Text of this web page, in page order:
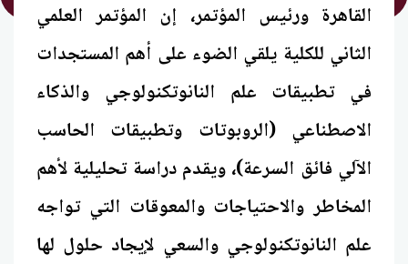
القاهرة ورئيس المؤتمر، إن المؤتمر العلمي
الثاني للكلية يلقي الضوء على أهم المستجدات
في تطبيقات علم النانوتكنولوجي والذكاء
الاصطناعي (الروبوتات وتطبيقات الحاسب
الآلي فائق السرعة)، ويقدم دراسة تحليلية لأهم
المخاطر والاحتياجات والمعوقات التي تواجه
علم النانوتكنولوجي والسعي لإيجاد حلول لها